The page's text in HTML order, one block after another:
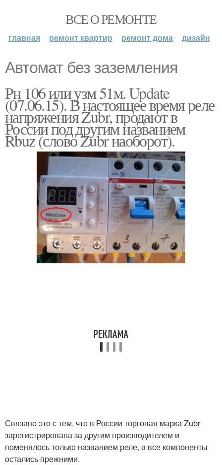
ВСЕ О РЕМОНТЕ
главная ремонт квартир ремонт дома дизайн
Автомат без заземления
Рн 106 или узм 51м. Update
(07.06.15). В настоящее время реле
напряжения Zubr, продают в
России под другим названием
Rbuz (слово Zubr наоборот).
Связано это с тем, что в России торговая марка Zubr
зарегистрирована за другим производителем и
поменялось только названием реле, а все компоненты
остались прежними.